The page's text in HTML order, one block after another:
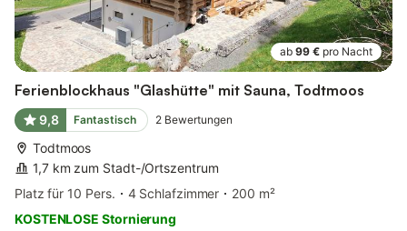
ab 99 € pro Nacht
Ferienblockhaus "Glashütte" mit Sauna, Todtmoos
9,8 Fantastisch 2 Bewertungen
Todtmoos
1,7 km zum Stadt-/Ortszentrum
Platz für 10 Pers.
4 Schlafzimmer
200 m²
KOSTENLOSE Stornierung